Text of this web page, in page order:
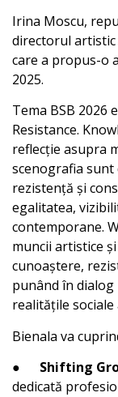
Irina Moscu,
directorul
care a propus-o
2025.
Tema BSB 2026
Resistance.
reflecție asupra
scenografia sunt
rezistență și
egalitatea,
contemporane.
muncii artistice
cunoaștere,
punând în dialog
realitățile sociale
Bienala va
● Shifting
dedicată